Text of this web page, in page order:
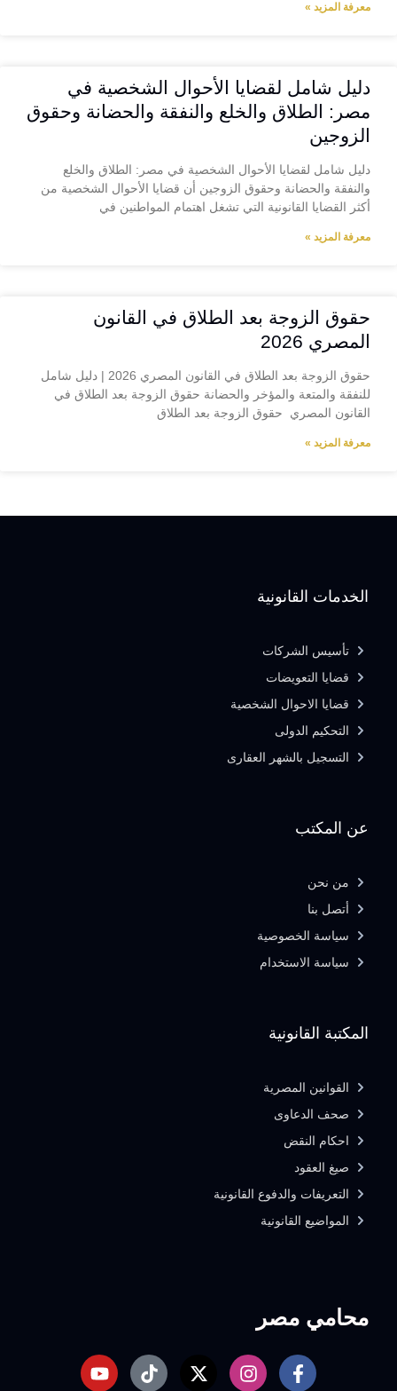
معرفة المزيد »
دليل شامل لقضايا الأحوال الشخصية في
مصر: الطلاق والخلع والنفقة والحضانة وحقوق
الزوجين
دليل شامل لقضايا الأحوال الشخصية في مصر: الطلاق والخلع
والنفقة والحضانة وحقوق الزوجين أن قضايا الأحوال الشخصية من
أكثر القضايا القانونية التي تشغل اهتمام المواطنين في
معرفة المزيد »
حقوق الزوجة بعد الطلاق في القانون
المصري 2026
حقوق الزوجة بعد الطلاق في القانون المصري 2026 | دليل شامل
للنفقة والمتعة والمؤخر والحضانة حقوق الزوجة بعد الطلاق في
القانون المصري حقوق الزوجة بعد الطلاق
معرفة المزيد »
محامي مصر
المكتبة القانونية
القوانين المصرية
صحف الدعاوى
احكام النقض
صيغ العقود
التعريفات والدفوع القانونية
المواضيع القانونية
عن المكتب
من نحن
أتصل بنا
سياسة الخصوصية
سياسة الاستخدام
الخدمات القانونية
تأسيس الشركات
قضايا التعويضات
قضايا الاحوال الشخصية
التحكيم الدولى
التسجيل بالشهر العقارى